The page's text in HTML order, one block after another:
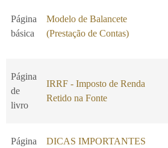
Página
básica
Modelo de Balancete
(Prestação de Contas)
Página
de
livro
IRRF - Imposto de Renda
Retido na Fonte
Página
DICAS IMPORTANTES